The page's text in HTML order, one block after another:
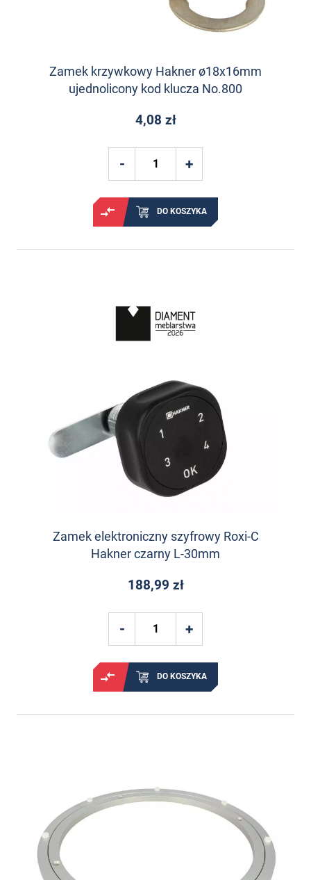
Zamek krzywkowy Hakner ø18x16mm
ujednolicony kod klucza No.800
4,08 zł
DO KOSZYKA
Zamek elektroniczny szyfrowy Roxi-C
Hakner czarny L-30mm
188,99 zł
DO KOSZYKA